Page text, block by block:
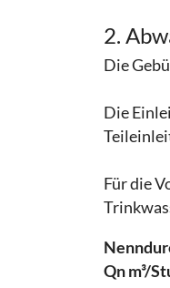
2.
Die
Die
Für die
Qn m³/